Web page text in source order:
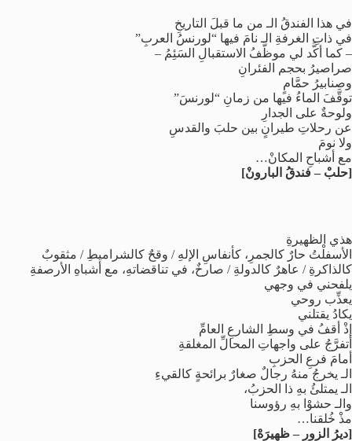
في هذا الفندقُ الـ من ما قبلَ التاريخِ
في ذاتِ الغرفةِ الـ نامَ فيها “لورنسُ العربِ”
– كما أكَّد لي موظَّفُ الاستقبالِ السَئِمُ –
صراصيرُ بحجم الفئرانِ
وصنابيرُ حمَّامٍ
توقَّفَ الماءُ فيها من زمانِ “لورنسَ”
ولوحةٌ على الجدارِ
عن رحلاتِ طيرانٍ بين حلبَ والقدسِ
ولا نومَ
مع أشباحِ المكانْ…
[حلبْ – فندقُ البارونْ]
هذي الظهيرةِ
الأسفلْتُ حارٌ كالجمرِ، كأنفاسِ الإلهِ / وقحٌ كالشراميطِ / مثقوبٌ
كالذاكرةِ / عاهرٌ كالدولةِ / صارخٌ، في تناقضاتهِ، مع أشباهِ الأرصفةِ
يلفحني في وجهي
يعذِّب روحي
يكادُ يقتلني
إذْ أقفُ في وسطِ الشارعِ العامِّ
أتفرَّجُ على واجهاتِ المحالِّ المغلقةِ
أمامَ فرعِ الحزبِ
الـ يخرجُ منهُ رجالٌ صغارٌ برائحةٍ كالقيءِ
الـ يمتلئُ بهِ ذا الحزبُ،
والـ حشوْا بهِ رؤوسنا
مذْ خُلقنا…
[ديرُ الزورِ – ظهيرَهْ]